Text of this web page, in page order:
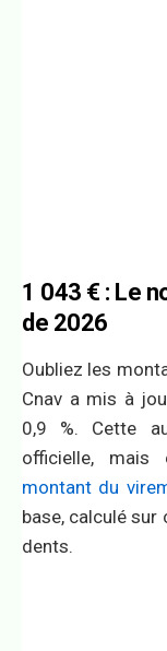
1 043 € : Le
de 2026
Oubliez les
Cnav a mis à
0,9 %. Cette
officielle, mais
montant du
base, calculé
dents.